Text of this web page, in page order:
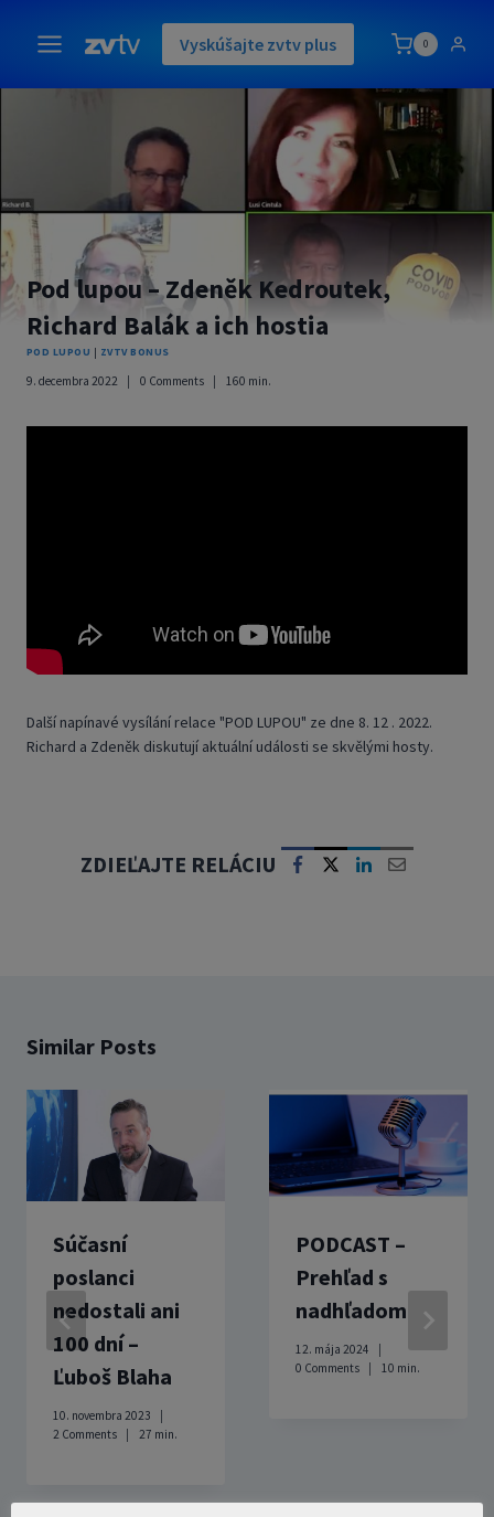
content
Vyskúšajte zvtv plus 0
Pod lupou – Zdeněk Kedroutek,
Richard Balák a ich hostia
POD LUPOU | ZVTV BONUS
9. decembra 2022 0 Comments 160 min.
Další napínavé vysílání relace "POD LUPOU" ze dne 8. 12 . 2022.
Richard a Zdeněk diskutují aktuální události se skvělými hosty.
ZDIEĽAJTE RELÁCIU
Similar Posts
Súčasní
poslanci
nedostali ani
100 dní –
Ľuboš Blaha
10. novembra 2023
2 Comments
27 min.
PODCAST –
Prehľad s
nadhľadom
12. mája 2024
0 Comments
10 min.